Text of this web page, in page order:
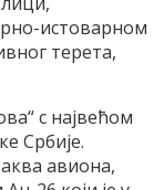
истоварном
терета,
с највећом
Србије.
авиона,